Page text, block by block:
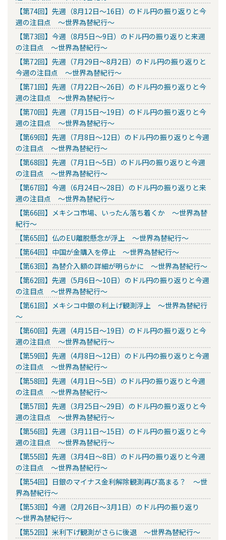
【第74回】先週（8月12日～16日）のドル円の振り返りと今
週の注目点 ～世界為替紀行～
【第73回】今週（8月5日～9日）のドル円の振り返りと来週
の注目点 ～世界為替紀行～
【第72回】先週（7月29日～8月2日）のドル円の振り返りと
今週の注目点 ～世界為替紀行～
【第71回】先週（7月22日～26日）のドル円の振り返りと今
週の注目点 ～世界為替紀行～
【第70回】先週（7月15日～19日）のドル円の振り返りと今
週の注目点 ～世界為替紀行～
【第69回】先週（7月8日～12日）のドル円の振り返りと今週
の注目点 ～世界為替紀行～
【第68回】先週（7月1日～5日）のドル円の振り返りと今週
の注目点 ～世界為替紀行～
【第67回】今週（6月24日～28日）のドル円の振り返りと来
週の注目点 ～世界為替紀行～
【第66回】メキシコ市場、いったん落ち着くか ～世界為替
紀行～
【第65回】仏のEU離脱懸念が浮上 ～世界為替紀行～
【第64回】中国が金購入を停止 ～世界為替紀行～
【第63回】為替介入額の詳細が明らかに ～世界為替紀行～
【第62回】先週（5月6日～10日）のドル円の振り返りと今週
の注目点 ～世界為替紀行～
【第61回】メキシコ中銀の利上げ観測浮上 ～世界為替紀行
～
【第60回】先週（4月15日～19日）のドル円の振り返りと今
週の注目点 ～世界為替紀行～
【第59回】先週（4月8日～12日）のドル円の振り返りと今週
の注目点 ～世界為替紀行～
【第58回】先週（4月1日～5日）のドル円の振り返りと今週
の注目点 ～世界為替紀行～
【第57回】先週（3月25日～29日）のドル円の振り返りと今
週の注目点 ～世界為替紀行～
【第56回】先週（3月11日～15日）のドル円の振り返りと今
週の注目点 ～世界為替紀行～
【第55回】先週（3月4日～8日）のドル円の振り返りと今週
の注目点 ～世界為替紀行～
【第54回】日銀のマイナス金利解除観測再び高まる？ ～世
界為替紀行～
【第53回】今週（2月26日～3月1日）のドル円の振り返り
～世界為替紀行～
【第52回】米利下げ観測がさらに後退 ～世界為替紀行～